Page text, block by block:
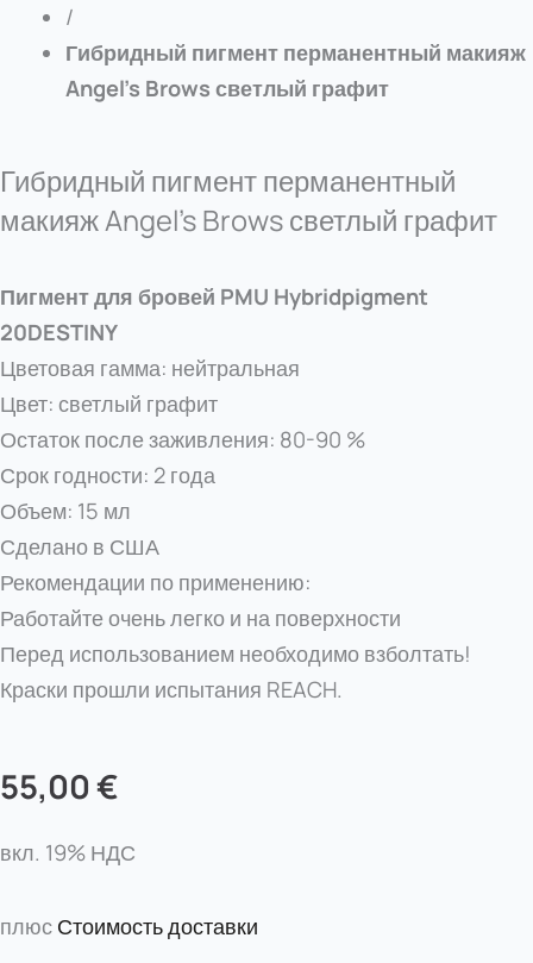
/
Гибридный пигмент перманентный макияж
Angel’s Brows светлый графит
Гибридный пигмент перманентный
макияж Angel’s Brows светлый графит
Пигмент для бровей PMU Hybridpigment
20DESTINY
Цветовая гамма: нейтральная
Цвет: светлый графит
Остаток после заживления: 80-90 %
Срок годности: 2 года
Объем: 15 мл
Сделано в США
Рекомендации по применению:
Работайте очень легко и на поверхности
Перед использованием необходимо взболтать!
Краски прошли испытания REACH.
55,00€
вкл. 19% НДС
плюс Стоимость доставки